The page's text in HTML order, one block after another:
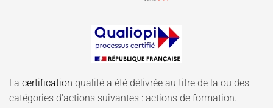
La certification qualité a été délivrée au titre de la ou des
catégories d'actions suivantes : actions de formation.